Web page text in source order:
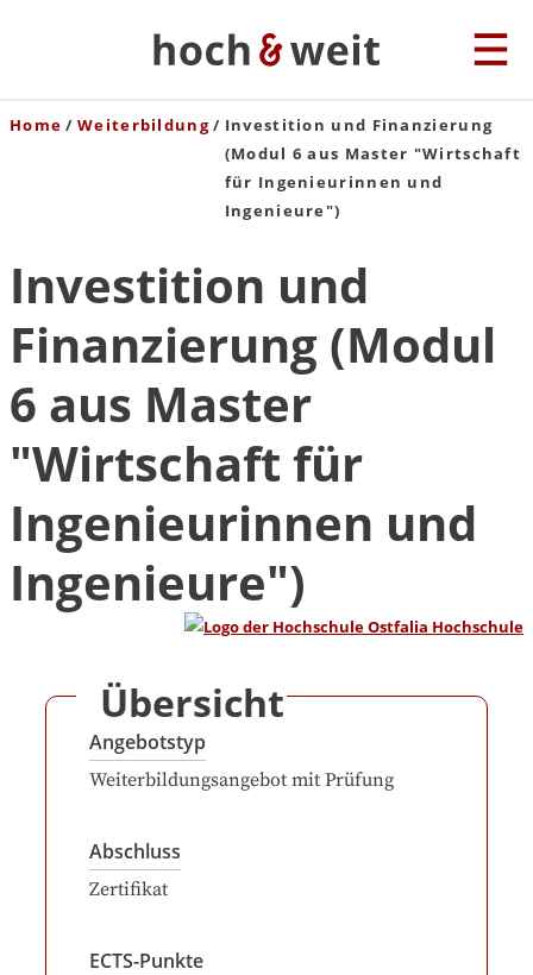
Home Weiterbildung
Investition und Finanzierung
(Modul 6 aus Master "Wirtschaft
für Ingenieurinnen und
Ingenieure")
Investition und
Finanzierung (Modul
6 aus Master
"Wirtschaft für
Ingenieurinnen und
Ingenieure")
Übersicht
Angebotstyp
Weiterbildungsangebot mit Prüfung
Abschluss
Zertifikat
ECTS-Punkte